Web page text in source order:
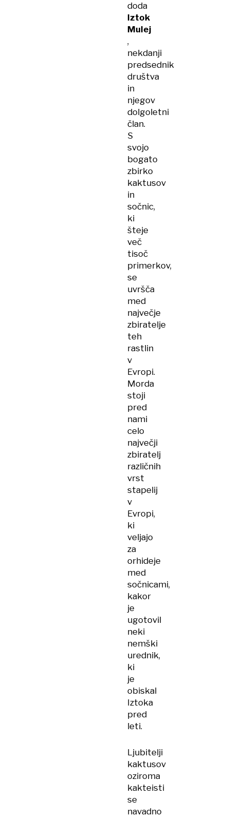
doda
Iztok
Mulej​
,
nekdanji
predsednik
društva
in
njegov
dolgoletni
član.
S
svojo
bogato
zbirko
kaktusov
in
sočnic,
ki
šteje
več
tisoč
primerkov,
se
uvršča
med
največje
zbiratelje
teh
rastlin
v
Evropi.
Morda
stoji
pred
nami
celo
največji
zbiratelj
različnih
vrst
stapelij
v
Evropi,
ki
veljajo
za
orhideje
med
sočnicami,
kakor
je
ugotovil
neki
nemški
urednik,
ki
je
obiskal
Iztoka
pred
leti.
Ljubitelji
kaktusov
oziroma
kakteisti
se
navadno